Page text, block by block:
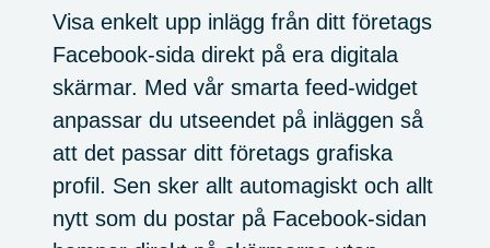
Visa enkelt upp inlägg från ditt företags
Facebook-sida direkt på era digitala
skärmar. Med vår smarta feed-widget
anpassar du utseendet på inläggen så
att det passar ditt företags grafiska
profil. Sen sker allt automagiskt och allt
nytt som du postar på Facebook-sidan